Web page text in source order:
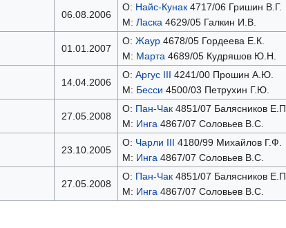
06.08.2006
О: Найс-Кунак4717/06 Гришин В.Г.
М: Ласка 4629/05 Галкин И.В.
01.01.2007
О: Жаур4678/05 Гордеева Е.К.
М: Марта 4689/05 Кудряшов Ю.Н.
14.04.2006
О: Аргус III 4241/00 Прошин А.Ю.
М: Бесси 4500/03 Петрухин Г.Ю.
27.05.2008
О: Пан-Чак4851/07 Балясников Е.П.
М: Инга 4867/07 Соловьев В.С.
23.10.2005
О: Чарли III 4180/99 Михайлов Г.Ф.
М: Инга 4867/07 Соловьев В.С.
27.05.2008
О: Пан-Чак4851/07 Балясников Е.П.
М: Инга 4867/07 Соловьев В.С.